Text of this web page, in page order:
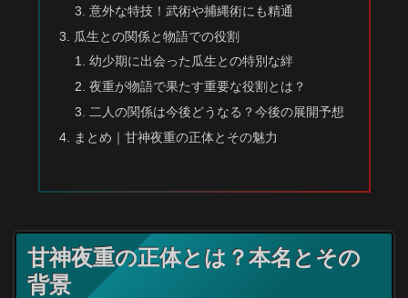
意外な特技！武術や捕縄術にも精通
瓜生との関係と物語での役割
幼少期に出会った瓜生との特別な絆
夜重が物語で果たす重要な役割とは？
二人の関係は今後どうなる？今後の展開予想
まとめ｜甘神夜重の正体とその魅力
甘神夜重の正体とは？本名とその
背景